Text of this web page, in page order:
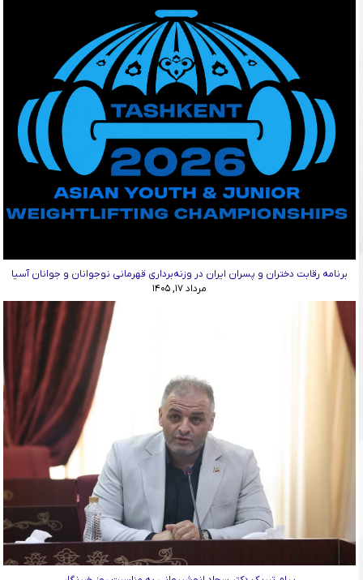
برنامه رقابت دختران و پسران ایران در وزنه‌برداری قهرمانی نوجوانان و جوانان آسیا
مرداد ۱۷, ۱۴۰۵